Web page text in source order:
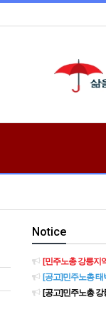
Notice
[민주노총 강릉지역
[공고]민주노총
[공고]민주노총